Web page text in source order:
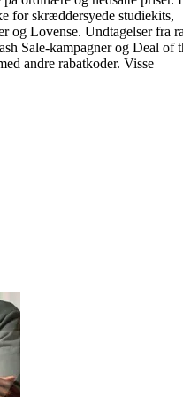
for skræddersyede studiekits,
og Lovense. Undtagelser fra
Sale-kampagner og Deal of
andre rabatkoder. Visse